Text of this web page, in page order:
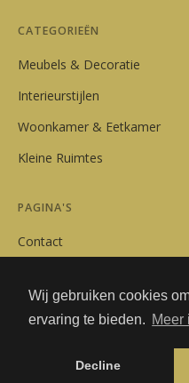
Wij gebruiken cookies
ervaring te bieden. Meer
Decline
CATEGORIEËN
Meubels & Decoratie
Interieurstijlen
Woonkamer & Eetkamer
Kleine Ruimtes
PAGINA'S
Contact
Algemene Voorwaarden